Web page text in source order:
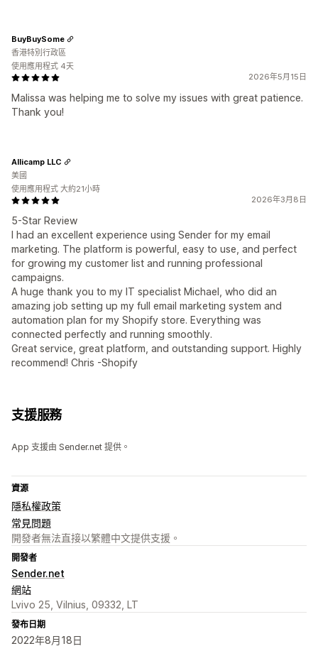
2026年5月15日
Malissa was helping me to solve my issues with great patience.
Thank you!
BuyBuySome
香港特別行政區
使用應用程式 4天
2026年3月8日
5-Star Review
I had an excellent experience using Sender for my email
marketing. The platform is powerful, easy to use, and perfect
for growing my customer list and running professional
campaigns.
A huge thank you to my IT specialist Michael, who did an
amazing job setting up my full email marketing system and
automation plan for my Shopify store. Everything was
connected perfectly and running smoothly.
Great service, great platform, and outstanding support. Highly
recommend! Chris -Shopify
Allicamp LLC
美國
使用應用程式 大約21小時
支援服務
App 支援由 Sender.net 提供。
資源
隱私權政策
常見問題
開發者無法直接以繁體中文提供支援。
開發者
Sender.net
網站
Lvivo 25, Vilnius, 09332, LT
發布日期
2022年8月18日